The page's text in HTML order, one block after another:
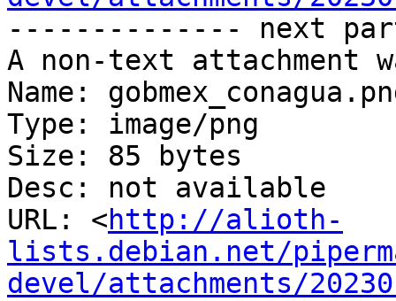
-------------- next
A non-text attachment
Name:
Type: image/png
Size: 85 bytes
Desc: not available
URL: <http://alioth-
lists.debian.net/
devel/attachments/